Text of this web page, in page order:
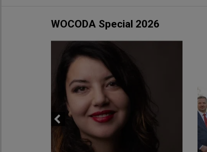
WOCODA Special 2026
Previous